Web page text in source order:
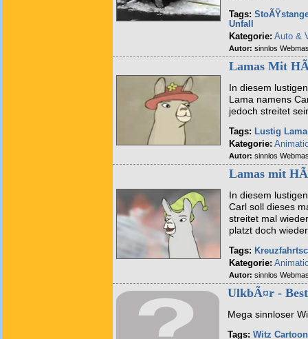
Tags:
Unfall
Kategorie: Auto &
Autor: sinnlos
Lamas Mit
In diesem
Lama namens
jedoch streitet
Tags: Lustig Lama
Kategorie:
Autor: sinnlos
Lamas mit
In diesem
Carl soll dieses
streitet mal
platzt doch
Tags:
Kategorie:
Autor: sinnlos
UlkbÃ¤r -
Mega sinnloser
Tags: Witz Cartoon